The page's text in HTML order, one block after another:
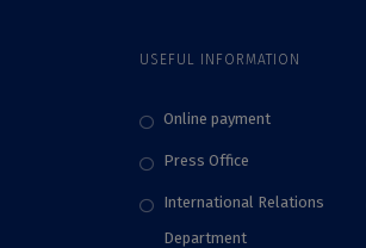
USEFUL INFORMATION
Online payment
Press Office
International Relations
Department